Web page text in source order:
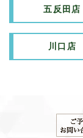
五反田店
川口店